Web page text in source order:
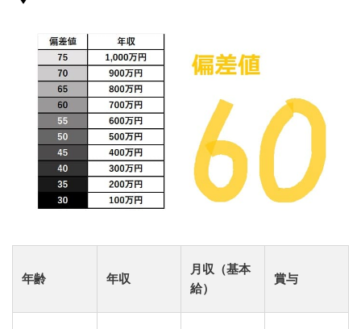
年齢 年収
月収（基本
給）
賞与